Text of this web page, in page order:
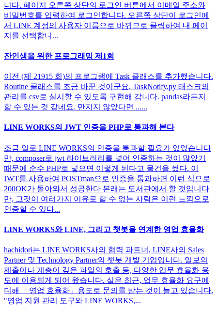
니다. 페이지 오른쪽 상단의 로그인 버튼에서 이메일 주소와
비밀번호를 입력하여 로그인합니다. 오른쪽 상단이 로그인에
서 LINE 계정의 사용자 이름으로 바뀌므로 클릭하여 내 페이
지를 선택합니...
잔인생을 위한 프로그래밍 제1회
이전 (제 21915 회)의 프로그램에 Task 클래스를 추가했습니다.
Routine 클래스를 조금 바꾼 것이군요. TaskNotify.py 태스크의
관리를 csv로 실시할 수 있도록 구현해 갑니다. pandas라든지
할 수 있는 것 같네요. 만지지 않았다면 ......
LINE WORKS의 JWT 인증을 PHP로 통과해 본다
조금 일로 LINE WORKS의 인증을 통과할 필요가 있었습니다
만, composer로 jwt 라이브러리를 넣어 인증하는 것이 많았기
때문에 순수 PHP로 넣으면 이렇게 된다고 물건을 썼다. 이
JWT를 사용하여 POSTman으로 인증을 통과하면 이런 식으로
200OK가 돌아와서 성공한다 본래는 도서관에서 할 것입니다
만, 그것이 여러가지 이유로 할 수 없는 사람은 이런 느낌으로
인증할 수 있다...
LINE WORKS와 LINE, 그리고 챗봇을 연계한 영업 효율화
hachidori는 LINE WORKS사의 협력 파트너, LINE사의 Sales
Partner 및 Technology Partner의 챗봇 개발 기업입니다. 일보의
제출이나 계층이 깊은 파일의 호출 등, 다양한 업무 효율화 용
도에 이용되게 되어 왔습니다. 실은 최근, 업무 효율화 요구에
더해 「영업 효율화」용도로 문의를 받는 것이 늘고 있습니다.
"영업 지원 관리 도구와 LINE WORKS,...